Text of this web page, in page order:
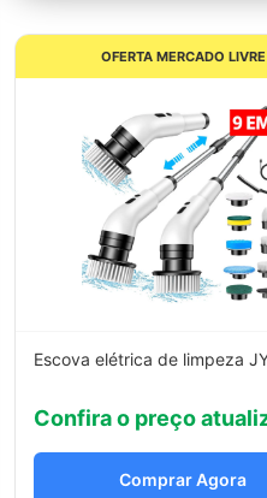
OFERTA MERCADO LIVRE
Escova elétrica de limpeza
Confira o preço
Comprar Agora